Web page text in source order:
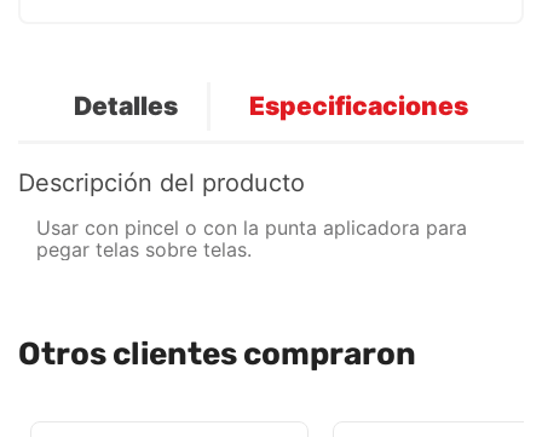
Detalles Especificaciones
Descripción del producto
Usar con pincel o con la punta aplicadora para
pegar telas sobre telas.
Otros clientes compraron